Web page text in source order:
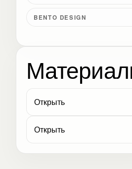
BENTO DESIGN
Открыть
Открыть